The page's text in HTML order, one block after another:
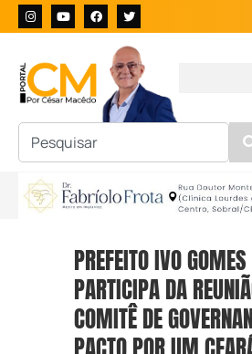
PREFEITO IVO GOMES
PARTICIPA DA
COMITÊ DE